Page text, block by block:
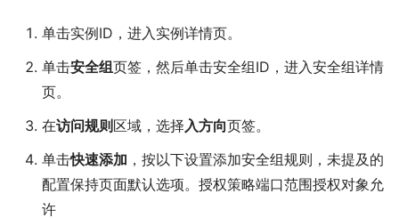
单击实例ID，进入实例详情页。
单击安全组页签，然后单击安全组ID，进入安全组详情
页。
在访问规则区域，选择 入方向页签。
单击快速添加 ，按以下设置添加安全组规则，未提及的
配置保持页面默认选项。授权策略端口范围授权对象允
许